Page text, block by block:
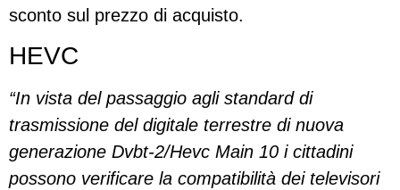
sconto sul prezzo di acquisto.
HEVC
“In vista del passaggio agli standard di
trasmissione del digitale terrestre di nuova
generazione Dvbt-2/Hevc Main 10 i cittadini
possono verificare la compatibilità dei televisori